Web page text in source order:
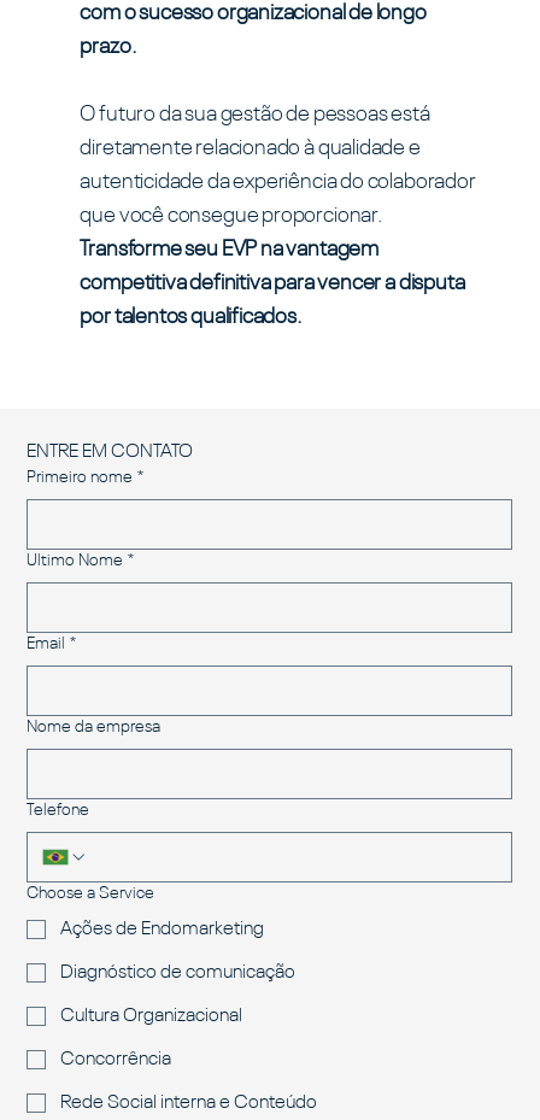
com o sucesso organizacional de longo
prazo.
O futuro da sua gestão de pessoas está
diretamente relacionado à qualidade e
autenticidade da experiência do colaborador
que você consegue proporcionar.
Transforme seu EVP na vantagem
competitiva definitiva para vencer a disputa
por talentos qualificados.
ENTRE EM CONTATO
Primeiro nome *
Ultimo Nome *
Email *
Nome da empresa
Telefone
Choose a Service
Ações de Endomarketing
Diagnóstico de comunicação
Cultura Organizacional
Concorrência
Rede Social interna e Conteúdo